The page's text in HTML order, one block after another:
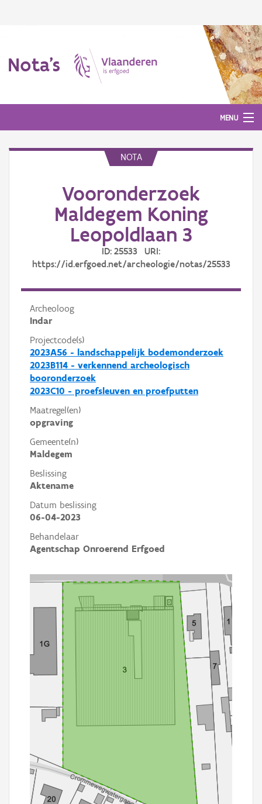
Nota's
MENU
NOTA
Vooronderzoek
Maldegem Koning
Leopoldlaan 3
ID: 25533 URI:
https://id.erfgoed.net/archeologie/notas/25533
Archeoloog
Indar
Projectcode(s)
2023A56 - landschappelijk bodemonderzoek
2023B114 - verkennend archeologisch
booronderzoek
2023C10 - proefsleuven en proefputten
Maatregel(en)
opgraving
Gemeente(n)
Maldegem
Beslissing
Aktename
Datum beslissing
06-04-2023
Behandelaar
Agentschap Onroerend Erfgoed